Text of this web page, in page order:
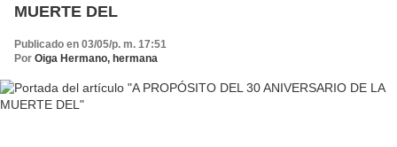
MUERTE DEL
Publicado en 03/05/p. m. 17:51
Por Oiga Hermano, hermana